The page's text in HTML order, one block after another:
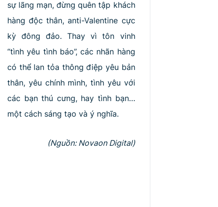
sự lãng mạn, đừng quên tập khách
hàng độc thân, anti-Valentine cực
kỳ đông đảo. Thay vì tôn vinh
“tình yêu tình báo”, các nhãn hàng
có thể lan tỏa thông điệp yêu bản
thân, yêu chính mình, tình yêu với
các bạn thú cưng, hay tình bạn…
một cách sáng tạo và ý nghĩa.
(Nguồn: Novaon Digital)